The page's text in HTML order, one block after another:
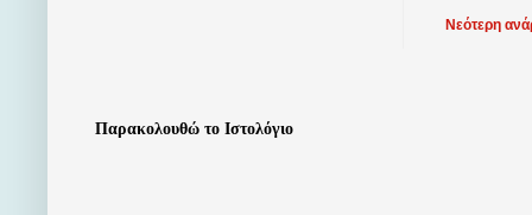
Νεότερη
Παρακολουθώ το Ιστολόγιο